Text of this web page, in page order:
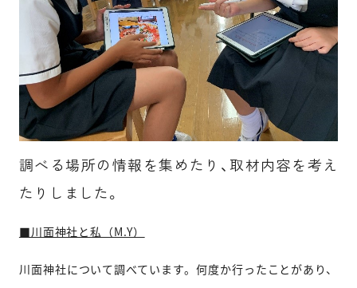
調べる場所の情報を集めたり、取材内容を考え
たりしました。
■川面神社と私（M.Y）
川面神社について調べています。 何度か行ったことがあり、